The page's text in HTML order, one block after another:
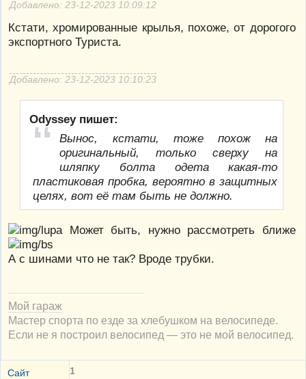
Добавлено: 23-12-2023 10:09:12
Кстати, хромированные крылья, похоже, от дорогого
экспортного Туриста.
Добавлено: 23-12-2023 10:10:23
Odyssey пишет:
Вынос, кстати, тоже похож на
оригинальный, только сверху на
шляпку болта одета какая-то
пластиковая пробка, вероятно в защитных
целях, вот её там быть не должно.
Может быть, нужно рассмотреть ближе
А с шинами что не так? Вроде трубки.
Мой гараж
Мастер спорта по езде за хлебушком на велосипеде.
Если не я построил велосипед — это не мой велосипед.
Сайт 1